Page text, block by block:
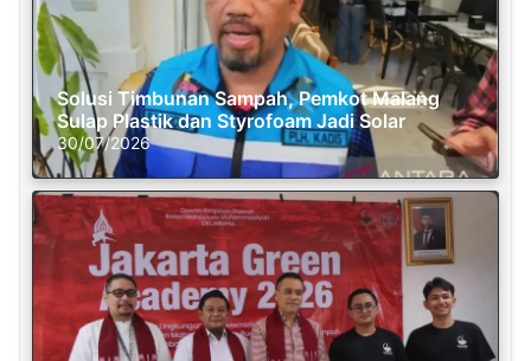
Solusi Timbunan Sampah, Pemkot Malang
Sulap Plastik dan Styrofoam Jadi Solar
30/07/2026